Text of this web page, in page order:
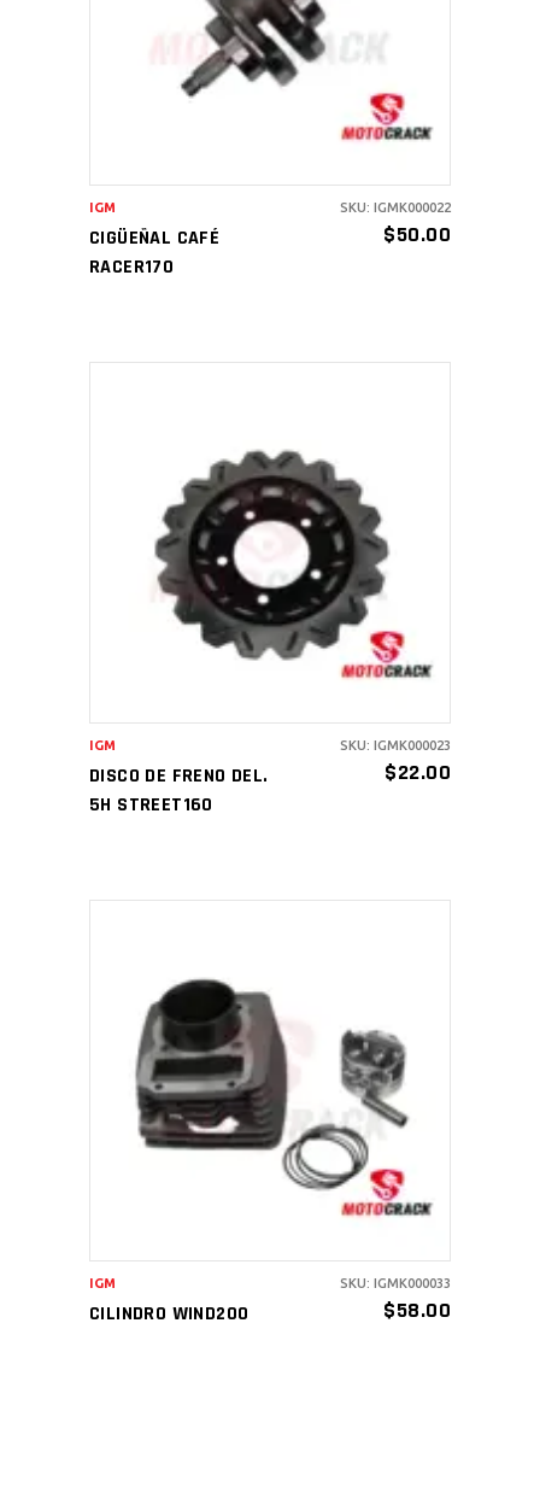
AÑADIR AL CARRITO
CIGÜEÑAL CAFÉ
RACER170
$50.00
IGM SKU: IGMK000022
AÑADIR AL CARRITO
DISCO DE FRENO DEL.
5H STREET160
$22.00
IGM SKU: IGMK000023
AÑADIR AL CARRITO
CILINDRO WIND200 $58.00
IGM SKU: IGMK000033